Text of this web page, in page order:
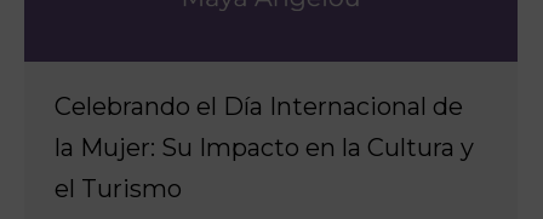
Celebrando el Día Internacional de
la Mujer: Su Impacto en la Cultura y
el Turismo